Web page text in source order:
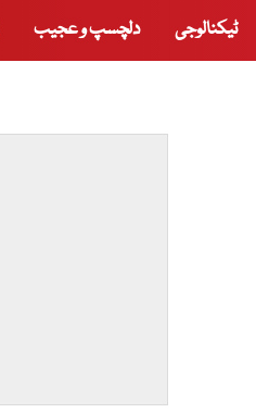
ٹیکنالوجی دلچسپ و عجیب